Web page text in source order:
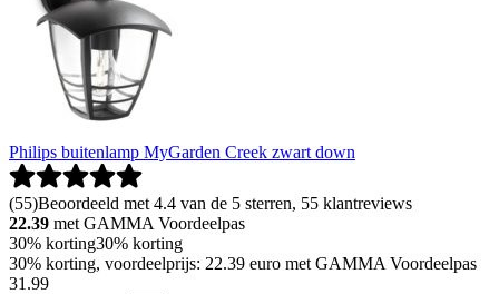
Philips buitenlamp MyGarden Creek zwart down
(55)Beoordeeld met 4.4 van de 5 sterren, 55 klantreviews
22.39 met GAMMA Voordeelpas
30% korting30% korting
30% korting, voordeelprijs: 22.39 euro met GAMMA Voordeelpas
31 .99